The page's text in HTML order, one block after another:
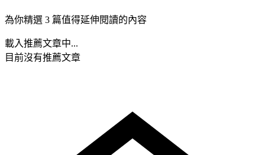
為你精選 3 篇值得延伸閱讀的內容
載入推薦文章中...
目前沒有推薦文章